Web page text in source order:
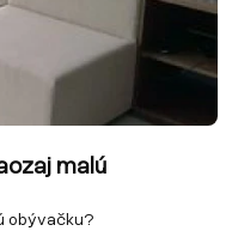
malú
obývačku?